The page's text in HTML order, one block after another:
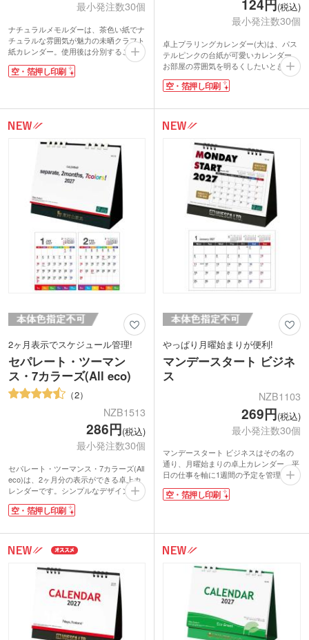
最小発注数30個
ナチュラルメモルダーは、茶色い紙でナ
チュラルな雰囲気が魅力の未晒クラフト
紙カレンダー。使用後は分別することな
くそのまま古紙としてリサイクルするこ
とができるエコグッズです。各月のカレ
シンプルながら暖かみがある卓上カレン
クリスマスなどのイベント記載があり、
大切な日も忘れません。自然派の食品メ
ーカーやコスメショップなどのノベルテ
空・箔押し印刷
124円(税込)
最小発注数30個
卓上プラリングカレンダー(大)は、パス
テルピンクの台紙が可愛いカレンダー。
お部屋の雰囲気を明るくしたいときに、
うってつけです。格安価格で名入れがで
きます。六曜・祝日の表記があるので、
ノベルティ。日付の表記が大きく、見や
すいのも魅力です。
カレンダーは年末年始のご挨拶用に、毎
年大人気のノベルティです。社名やショ
ップロゴを印刷してオリジナルカレンダ
ーを作りませんか。
空・箔押し印刷
2ヶ月表示でスケジュール管理!
セパレート・ツーマン
ス・7カラーズ(All eco)
2
NZB1513
286円(税込)
最小発注数30個
セパレート・ツーマンス・7カラーズ(All
eco)は、2ヶ月分の表示ができる卓上カ
レンダーです。シンプルなデザインで書
き込むスペースもあり、毎日のスケジュ
ール管理に重宝します。7色のカラフル
ね。
2ヶ月先の用事をひと目で確認すること
ができるので、オフィスや自宅などさま
ざまなシーンで役立ちます。環境にやさ
しいペーパーリング仕様の、エコなカレ
ンダーです。
台紙部分に名入れができます。ロゴを名
入れして、年末年始のご挨拶や贈答用に
いかがでしょうか。
空・箔押し印刷
やっぱり月曜始まりが便利!
マンデースタート ビジネ
ス
NZB1103
269円(税込)
最小発注数30個
マンデースタート ビジネスはその名の
通り、月曜始まりの卓上カレンダー。平
日の仕事を軸に1週間の予定を管理した
い方にぴったりの商品です。各月のペー
ジ上部にはいざという時に役立つ、前後
くく、めくりやすいのが特徴です。
での名入れができます。社名やロゴを入
れて、お客様への年末年始のご挨拶用に
いかがでしょうか。
空・箔押し印刷